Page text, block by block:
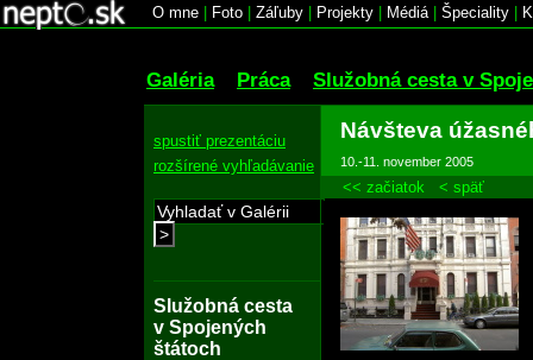
O mne Foto Záľuby Projekty Médiá| Špeciality
Galéria Práca Služobná cesta v
spustiť prezentáciu
rozšírené vyhľadávanie
>
Služobná cesta
v Spojených
štátoch
Návšteva
10.-11. november 2005
<< začiatok < späť